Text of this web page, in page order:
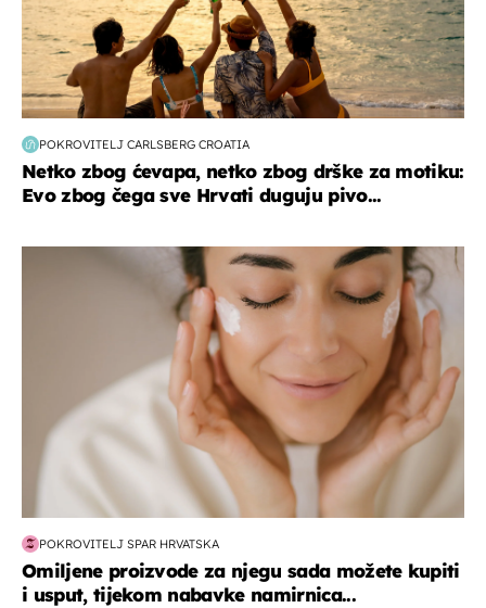
POKROVITELJ CARLSBERG CROATIA
Netko zbog ćevapa, netko zbog drške za motiku:
Evo zbog čega sve Hrvati duguju pivo...
moda & ljepota
POKROVITELJ SPAR HRVATSKA
Omiljene proizvode za njegu sada možete kupiti
i usput, tijekom nabavke namirnica...